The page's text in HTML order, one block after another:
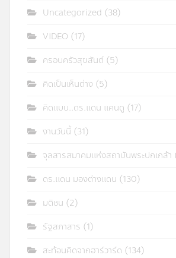
Uncategorized (38)
VIDEO (17)
ครอบครัวสุขสันต์ (5)
คิดเป็นเห็นต่าง (5)
คิดแบบ..ดร.แดน แคนดู (17)
งานวันนี้ (31)
จุลสารสมาคมแห่งสถาบันพระปกเกล้า
ดร.แดน มองต่างแดน (130)
มติชน (2)
รัฐสภาสาร (1)
สะท้อนคิดจากฮาร์วาร์ด (134)